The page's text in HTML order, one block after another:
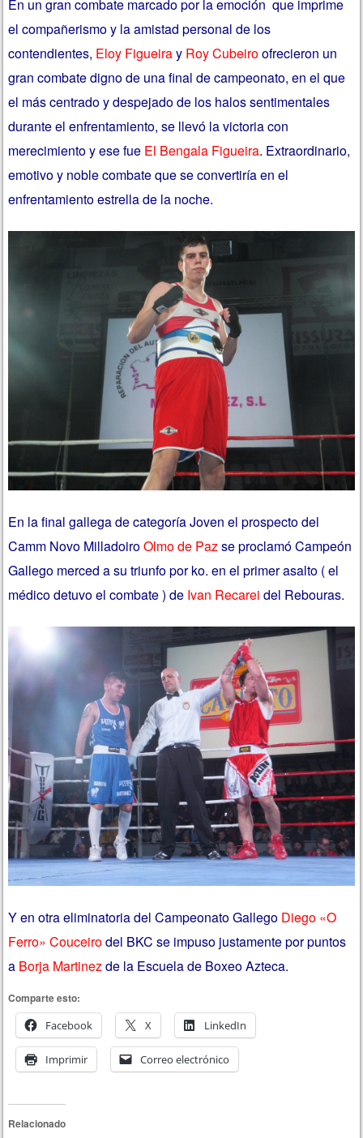
En un gran combate marcado por la emoción que imprime
el compañerismo y la amistad personal de los
contendientes, Eloy Figueiray Roy Cubeiroofrecieron un
gran combate digno de una final de campeonato, en el que
el más centrado y despejado de los halos sentimentales
durante el enfrentamiento, se llevó la victoria con
merecimiento y ese fue El Bengala Figueira. Extraordinario,
emotivo y noble combate que se convertiría en el
enfrentamiento estrella de la noche.
En la final gallega de categoría Joven el prospecto del
Camm Novo MilladoiroOlmo de Pazse proclamó Campeón
Gallego merced a su triunfo por ko. en el primer asalto ( el
médico detuvo el combate ) de Ivan Recarei del Rebouras.
Y en otra eliminatoria del Campeonato Gallego Diego «O
Ferro» Couceirodel BKC se impuso justamente por puntos
a Borja Martinezde la Escuela de Boxeo Azteca.
Comparte esto:
Facebook
X LinkedIn
Imprimir Correo electrónico
Relacionado